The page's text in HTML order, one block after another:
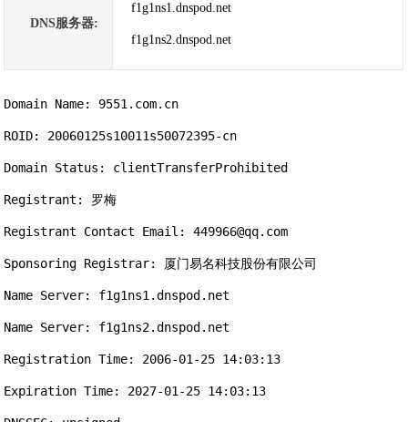
DNS服务器:
f1g1ns1.dnspod.net
f1g1ns2.dnspod.net
Domain Name: 9551.com.cn
ROID: 20060125s10011s50072395-cn
Domain Status: clientTransferProhibited
Registrant: 罗梅
Registrant Contact Email: 449966@qq.com
Sponsoring Registrar: 厦门易名科技股份有限公司
Name Server: f1g1ns1.dnspod.net
Name Server: f1g1ns2.dnspod.net
Registration Time: 2006-01-25 14:03:13
Expiration Time: 2027-01-25 14:03:13